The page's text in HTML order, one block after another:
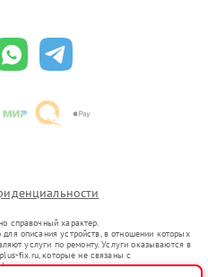
справочный характер.
описания устройств, в отношении которых
услуги по ремонту. Услуги оказываются в
fix.ru, которые не связаны с
представителями.